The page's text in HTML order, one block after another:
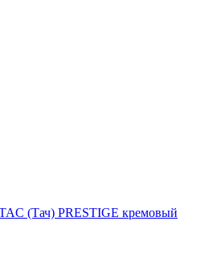
(Тач) PRESTIGE кремовый